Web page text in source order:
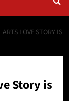
LOVE STORY IS
Story is